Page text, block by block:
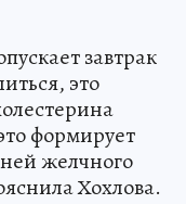
завтрак
это
формирует
желчного
Хохлова.